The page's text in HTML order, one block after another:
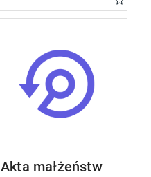
Akta małżeństw